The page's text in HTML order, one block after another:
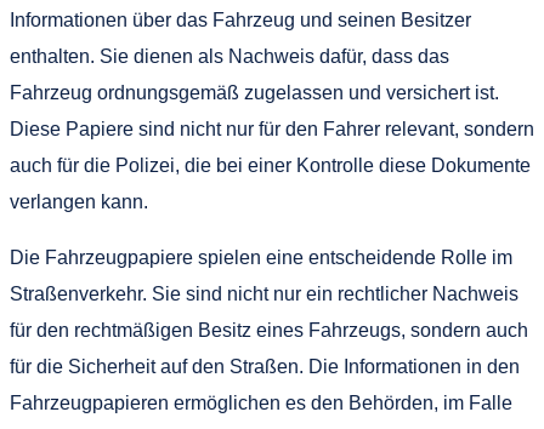
Informationen über das Fahrzeug und seinen Besitzer
enthalten. Sie dienen als Nachweis dafür, dass das
Fahrzeug ordnungsgemäß zugelassen und versichert ist.
Diese Papiere sind nicht nur für den Fahrer relevant, sondern
auch für die Polizei, die bei einer Kontrolle diese Dokumente
verlangen kann.
Die Fahrzeugpapiere spielen eine entscheidende Rolle im
Straßenverkehr. Sie sind nicht nur ein rechtlicher Nachweis
für den rechtmäßigen Besitz eines Fahrzeugs, sondern auch
für die Sicherheit auf den Straßen. Die Informationen in den
Fahrzeugpapieren ermöglichen es den Behörden, im Falle